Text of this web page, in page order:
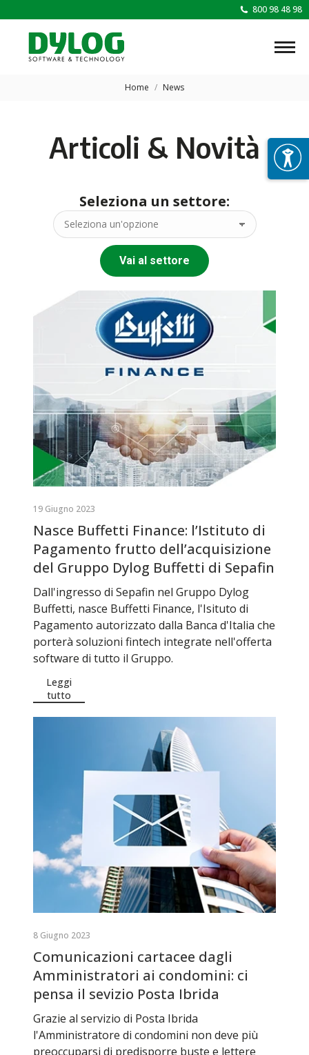
800 98 48 98
Tu sei qui:
Home News
Articoli & Novità
Seleziona un settore:
Vai al settore
19 Giugno 2023
Nasce Buffetti Finance: l’Istituto di
Pagamento frutto dell’acquisizione
del Gruppo Dylog Buffetti di Sepafin
Dall'ingresso di Sepafin nel Gruppo Dylog
Buffetti, nasce Buffetti Finance, l'Isituto di
Pagamento autorizzato dalla Banca d'Italia che
porterà soluzioni fintech integrate nell'offerta
software di tutto il Gruppo.
Leggi
tutto
8 Giugno 2023
Comunicazioni cartacee dagli
Amministratori ai condomini: ci
pensa il sevizio Posta Ibrida
Grazie al servizio di Posta Ibrida
l'Amministratore di condomini non deve più
preoccuparsi di predisporre buste e lettere